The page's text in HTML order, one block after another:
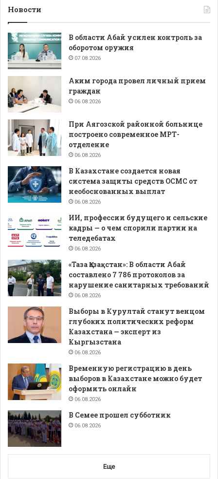
Новости
В области Абай усилен контроль за
оборотом оружия
07.08.2026
Аким города провел личный прием
граждан
06.08.2026
При Аягозской районной больнице
построено современное МРТ-
отделение
06.08.2026
В Казахстане создается новая
система защиты средств ОСМС от
необоснованных выплат
06.08.2026
ИИ, профессии будущего и сельские
кадры — о чем спорили партии на
теледебатах
06.08.2026
«Таза Қазақстан»: В области Абай
составлено 7 786 протоколов за
нарушение санитарных требований
06.08.2026
Выборы в Курултай станут венцом
глубоких политических реформ
Казахстана — эксперт из
Кыргызстана
06.08.2026
Временную регистрацию в день
выборов в Казахстане можно будет
оформить онлайн
06.08.2026
В Семее прошел субботник
06.08.2026
Еще